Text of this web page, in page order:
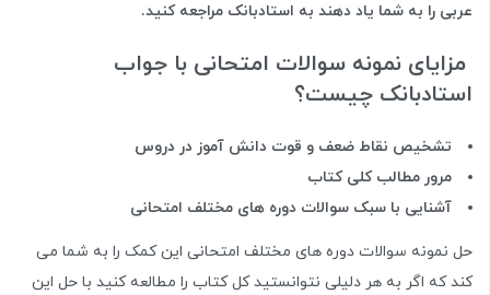
عربی را به شما یاد دهند به استادبانک مراجعه کنید.
مزایای نمونه سوالات امتحانی با جواب
استادبانک چیست؟
تشخیص نقاط ضعف و قوت دانش آموز در دروس
مرور مطالب کلی کتاب
آشنایی با سبک سوالات دوره های مختلف امتحانی
حل نمونه سوالات دوره های مختلف امتحانی این کمک را به شما می
کند که اگر به هر دلیلی نتوانستید کل کتاب را مطالعه کنید با حل این